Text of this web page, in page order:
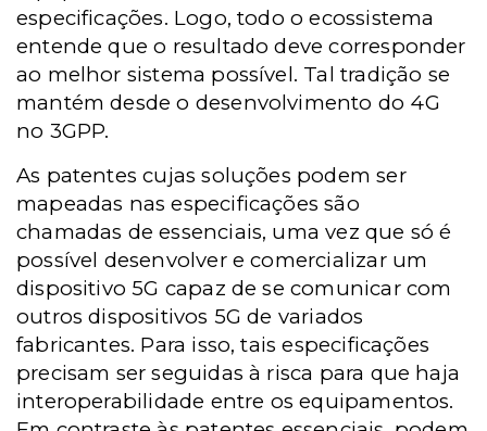
especificações. Logo, todo o ecossistema
entende que o resultado deve corresponder
ao melhor sistema possível. Tal tradição se
mantém desde o desenvolvimento do 4G
no 3GPP.
As patentes cujas soluções podem ser
mapeadas nas especificações são
chamadas de essenciais, uma vez que só é
possível desenvolver e comercializar um
dispositivo 5G capaz de se comunicar com
outros dispositivos 5G de variados
fabricantes. Para isso, tais especificações
precisam ser seguidas à risca para que haja
interoperabilidade entre os equipamentos.